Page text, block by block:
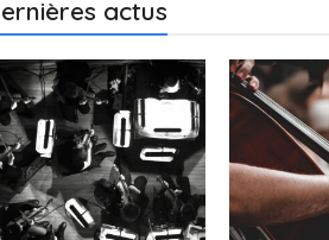
actus